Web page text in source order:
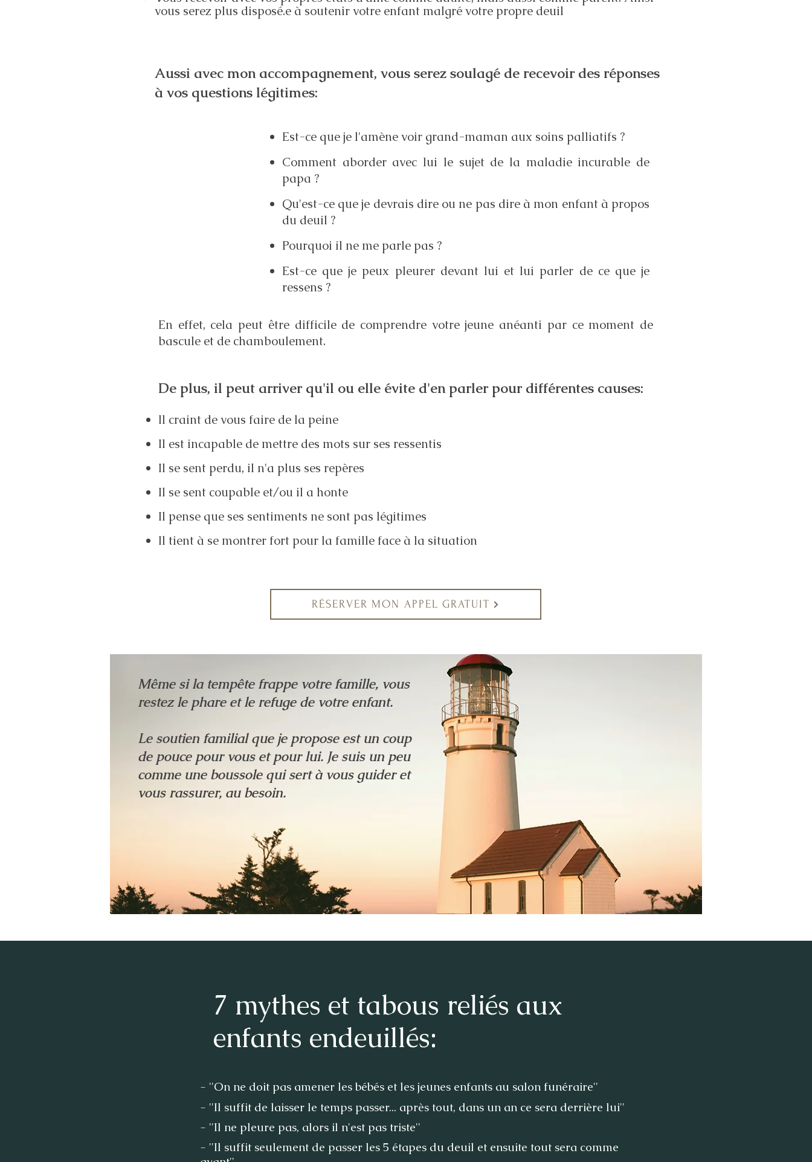
vous serez plus disposé.e à soutenir votre enfant malgré votre propre deuil
Aussi avec mon accompagnement, vous serez soulagé de recevoir des réponses
à vos questions légitimes:
Est-ce que je l'amène voir grand-maman aux soins palliatifs ?
Comment aborder avec lui le sujet de la maladie incurable de
papa ?
Qu'est-ce que je devrais dire ou ne pas dire à mon enfant à propos
du deuil ?
Pourquoi il ne me parle pas ?
Est-ce que je peux pleurer devant lui et lui parler de ce que je
ressens ?
En effet, cela peut être difficile de comprendre votre jeune anéanti par ce moment de
bascule et de chamboulement.
De plus, il peut arriver qu'il ou elle évite d'en parler pour différentes causes:
Il craint de vous faire de la peine
Il est incapable de mettre des mots sur ses ressentis
Il se sent perdu, il n'a plus ses repères
Il se sent coupable et/ou il a honte
Il pense que ses sentiments ne sont pas légitimes
Il tient à se montrer fort pour la famille face à la situation
RÉSERVER MON APPEL GRATUIT
Même si la tempête frappe votre famille, vous
restez le phare et le refuge de votre enfant.
Le soutien familial que je propose est un coup
de pouce pour vous et pour lui. Je suis un peu
comme une boussole qui sert à vous guider et
vous rassurer, au besoin.
7 mythes et tabous reliés aux
enfants endeuillés:
- ''On ne doit pas amener les bébés et les jeunes enfants au salon funéraire''
- ''Il suffit de laisser le temps passer... après tout, dans un an ce sera derrière lui''
- ''Il ne pleure pas, alors il n'est pas triste''
- ''Il suffit seulement de passer les 5 étapes du deuil et ensuite tout sera comme